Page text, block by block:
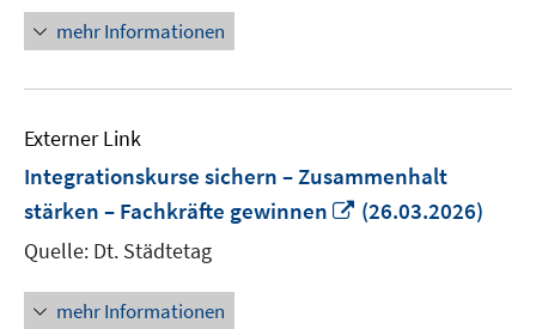
mehr Informationen
Externer Link
Integrationskurse sichern – Zusammenhalt
stärken – Fachkräfte gewinnen
In
(26.03.2026)
Quelle: Dt. Städtetag
mehr Informationen